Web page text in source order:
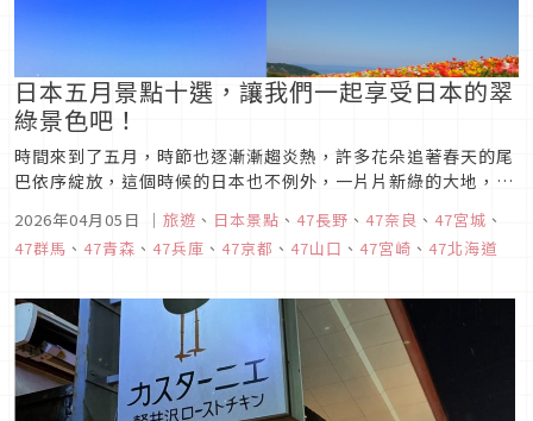
日本五月景點十選，讓我們一起享受日本的翠
綠景色吧！
時間來到了五月，時節也逐漸漸趨炎熱，許多花朵追著春天的尾
巴依序綻放，這個時候的日本也不例外，一片片新綠的大地，再
天，就讓我們一起來看看「五月日本景點十選」，一起來看看都
有哪些好玩的地方吧。
2026年04月05日 ｜ 旅遊 、 日本景點 、 47長野 、 47奈良 、 47宮城 、
47群馬 、 47青森 、 47兵庫 、 47京都 、 47山口 、 47宮崎 、 47北海道